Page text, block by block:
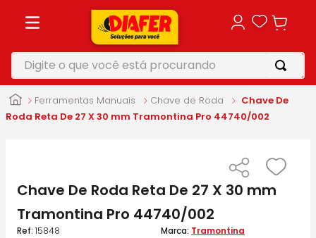
Digite o que você está procurando
Ferramentas Manuais Chave de Roda
Chave De
Roda Reta De 27 X 30 mm Tramontina Pro 44740/002
Chave De Roda Reta De 27 X 30 mm
Tramontina Pro 44740/002
: 15848 Tramontina
1º
motosserra
4
parafusadeira
5º vonixx